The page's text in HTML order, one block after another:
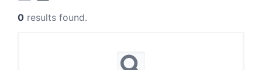
0 results found.